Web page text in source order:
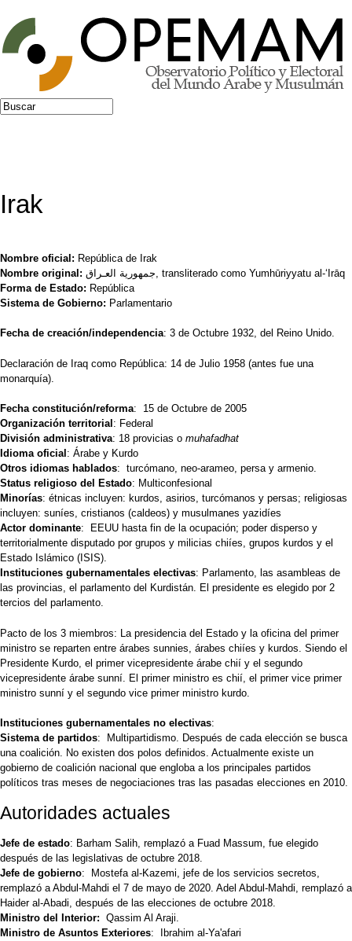
Jump to navigation
Formulario de búsqueda
Buscar
Irak
Nombre oficial: República de Irak
Nombre original:
جمهورية العـراق, transliterado como Yumhūriyyatu al-‘Irāq
Forma de Estado: República
Sistema de Gobierno: Parlamentario
Fecha de creación/independencia: 3 de Octubre 1932, del Reino Unido.
Declaración de Iraq como República: 14 de Julio 1958 (antes fue una
monarquía).
Fecha constitución/reforma: 15 de Octubre de 2005
Organización territorial : Federal
División administrativa: 18 provicias o muhafadhat
Idioma oficial : Árabe y Kurdo
Otros idiomas hablados: turcómano, neo-arameo, persa y armenio.
Status religioso del Estado: Multiconfesional
Minorías: étnicas incluyen: kurdos, asirios, turcómanos y persas; religiosas
incluyen: suníes, cristianos (caldeos) y musulmanes yazidíes
Actor dominante: EEUU hasta fin de la ocupación; poder disperso y
territorialmente disputado por grupos y milicias chiíes, grupos kurdos y el
Estado Islámico (ISIS).
Instituciones gubernamentales electivas: Parlamento, las asambleas de
las provincias, el parlamento del Kurdistán. El presidente es elegido por 2
tercios del parlamento.
Pacto de los 3 miembros: La presidencia del Estado y la oficina del primer
ministro se reparten entre árabes sunnies, árabes chiíes y kurdos. Siendo el
Presidente Kurdo, el primer vicepresidente árabe chií y el segundo
vicepresidente árabe sunní. El primer ministro es chií, el primer vice primer
ministro sunní y el segundo vice primer ministro kurdo.
Instituciones gubernamentales no electivas:
Sistema de partidos: Multipartidismo. Después de cada elección se busca
una coalición. No existen dos polos definidos. Actualmente existe un
gobierno de coalición nacional que engloba a los principales partidos
políticos tras meses de negociaciones tras las pasadas elecciones en 2010.
Autoridades actuales
Jefe de estado: Barham Salih, remplazó a Fuad Massum, fue elegido
después de las legislativas de octubre 2018.
Jefe de gobierno: Mostefa al-Kazemi, jefe de los servicios secretos,
remplazó a Abdul-Mahdi el 7 de mayo de 2020. Adel Abdul-Mahdi, remplazó a
Haider al-Abadi, después de las elecciones de octubre 2018.
Ministro del Interior: Qassim Al Araji.
Ministro de Asuntos Exteriores: Ibrahim al-Ya'afari